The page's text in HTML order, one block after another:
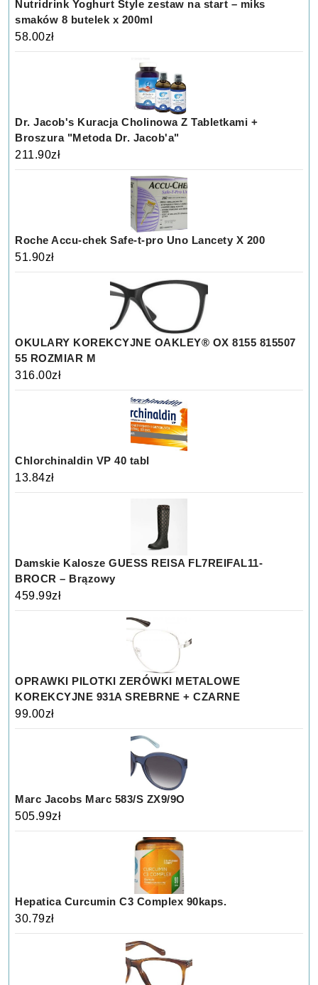
Nutridrink Yoghurt Style zestaw na start – miks
smaków 8 butelek x 200ml
58.00zł
Dr. Jacob's Kuracja Cholinowa Z Tabletkami +
Broszura "Metoda Dr. Jacob'a"
211.90zł
Roche Accu-chek Safe-t-pro Uno Lancety X 200
51.90zł
OKULARY KOREKCYJNE OAKLEY® OX 8155 815507
55 ROZMIAR M
316.00zł
Chlorchinaldin VP 40 tabl
13.84zł
Damskie Kalosze GUESS REISA FL7REIFAL11-
BROCR – Brązowy
459.99zł
OPRAWKI PILOTKI ZERÓWKI METALOWE
KOREKCYJNE 931A SREBRNE + CZARNE
99.00zł
Marc Jacobs Marc 583/S ZX9/9O
505.99zł
Hepatica Curcumin C3 Complex 90kaps.
30.79zł